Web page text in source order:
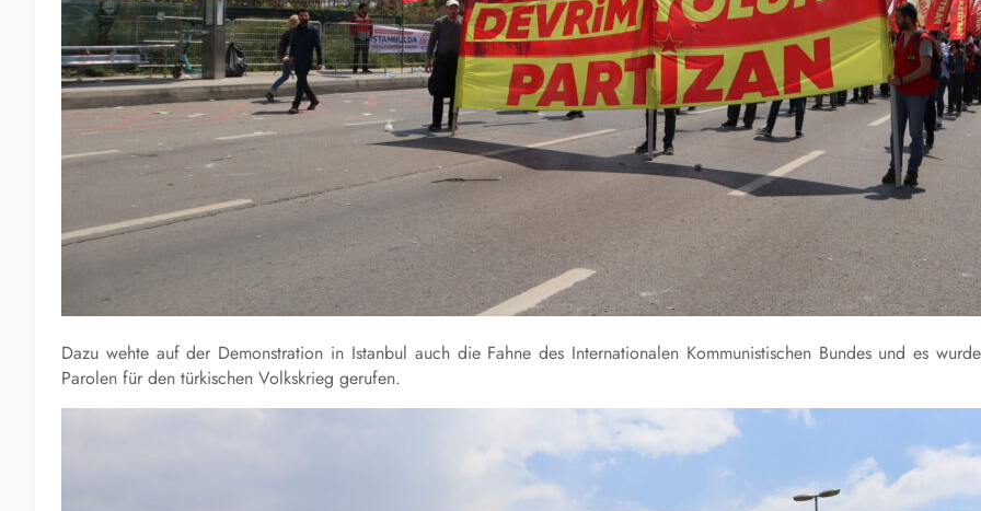
Dazu wehte auf der Demonstration in Istanbul auch die Fahne des Internationalen Kommunistischen Bundes und es
Parolen für den türkischen Volkskrieg gerufen.